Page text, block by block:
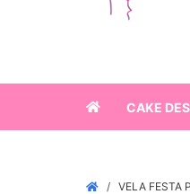
CAKE
VELA FESTA